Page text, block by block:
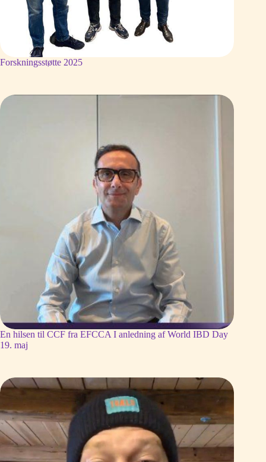
Forskningsstøtte 2025
En hilsen til CCF fra EFCCA I anledning af World IBD Day
19. maj